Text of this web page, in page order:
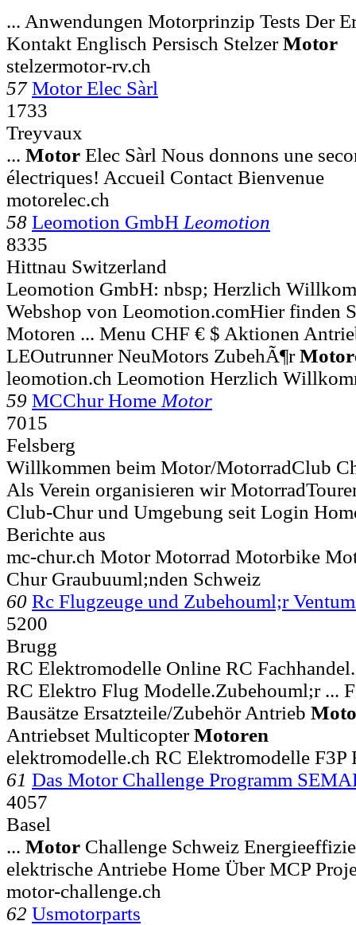
... Anwendungen Motorprinzip Tests Der
Kontakt Englisch Persisch StelzerMotor
stelzermotor-rv.ch
57 Motor Elec Sàrl
1733
Treyvaux
... Motor Elec Sàrl Nous donnons une
électriques! Accueil Contact Bienvenue
motorelec.ch
58 Leomotion GmbH Leomotion
8335
Hittnau Switzerland
Leomotion GmbH: nbsp; Herzlich
Webshop von Leomotion.comHier finden
Motoren ... Menu CHF € $ Aktionen
LEOutrunner NeuMotors ZubehÃ¶r
leomotion.ch Leomotion Herzlich
59 MCChur Home Motor
7015
Felsberg
Willkommen beim Motor/MotorradClub
Als Verein organisieren wir
Club-Chur und Umgebung seit Login
Berichte aus
mc-chur.ch Motor Motorrad Motorbike
Chur Graubuuml;nden Schweiz
60 Rc Flugzeuge und Zubehouml;r
5200
Brugg
RC Elektromodelle Online RC
RC Elektro Flug Modelle.Zubehouml;r ...
Bausätze Ersatzteile/Zubehör Antrieb
Antriebset MulticopterMotoren
elektromodelle.ch RC Elektromodelle F3P
61 Das Motor Challenge Programm
4057
Basel
... Motor Challenge Schweiz
elektrische Antriebe Home Über MCP
motor-challenge.ch
62 Usmotorparts